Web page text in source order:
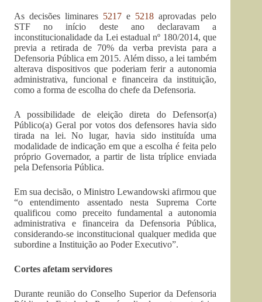
As decisões liminares 5217 e 5218 aprovadas pelo
STF no início deste ano declaravam a
inconstitucionalidade da Lei estadual nº 180/2014, que
previa a retirada de 70% da verba prevista para a
Defensoria Pública em 2015. Além disso, a lei também
alterava dispositivos que poderiam ferir a autonomia
administrativa, funcional e financeira da instituição,
como a forma de escolha do chefe da Defensoria.
A possibilidade de eleição direta do Defensor(a)
Público(a) Geral por votos dos defensores havia sido
tirada na lei. No lugar, havia sido instituída uma
modalidade de indicação em que a escolha é feita pelo
próprio Governador, a partir de lista tríplice enviada
pela Defensoria Pública.
Em sua decisão, o Ministro Lewandowski afirmou que
“o entendimento assentado nesta Suprema Corte
qualificou como preceito fundamental a autonomia
administrativa e financeira da Defensoria Pública,
considerando-se inconstitucional qualquer medida que
subordine a Instituição ao Poder Executivo”.
Cortes afetam servidores
Durante reunião do Conselho Superior da Defensoria